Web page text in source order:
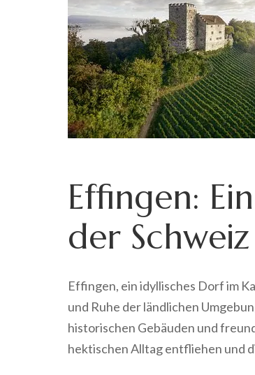
Effingen:
der Schweiz
Effingen, ein idyllisches Dorf im
und Ruhe der ländlichen
historischen Gebäuden und
hektischen Alltag entfliehen und